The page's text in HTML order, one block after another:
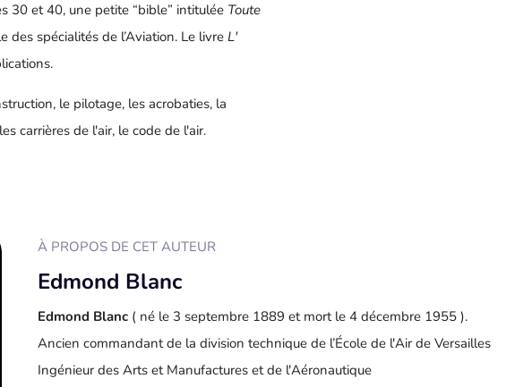
30 et 40, une petite “bible” intitulée Toute
des spécialités de l’Aviation. Le livre L'
le pilotage, les acrobaties, la
carrières de l'air, le code de l'air.
À PROPOS DE CET AUTEUR
Edmond Blanc
Edmond Blanc ( né le 3 septembre 1889 et mort le 4 décembre 1955 ).
Ancien commandant de la division technique de l’École de l'Air de Versailles
Ingénieur des Arts et Manufactures et de l'Aéronautique